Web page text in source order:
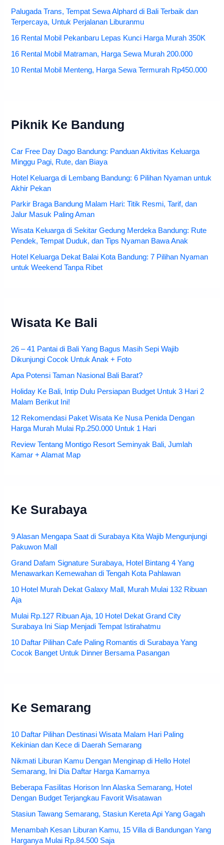
Palugada Trans, Tempat Sewa Alphard di Bali Terbaik dan
Terpercaya, Untuk Perjalanan Liburanmu
16 Rental Mobil Pekanbaru Lepas Kunci Harga Murah 350K
16 Rental Mobil Matraman, Harga Sewa Murah 200.000
10 Rental Mobil Menteng, Harga Sewa Termurah Rp450.000
Piknik Ke Bandung
Car Free Day Dago Bandung: Panduan Aktivitas Keluarga
Minggu Pagi, Rute, dan Biaya
Hotel Keluarga di Lembang Bandung: 6 Pilihan Nyaman untuk
Akhir Pekan
Parkir Braga Bandung Malam Hari: Titik Resmi, Tarif, dan
Jalur Masuk Paling Aman
Wisata Keluarga di Sekitar Gedung Merdeka Bandung: Rute
Pendek, Tempat Duduk, dan Tips Nyaman Bawa Anak
Hotel Keluarga Dekat Balai Kota Bandung: 7 Pilihan Nyaman
untuk Weekend Tanpa Ribet
Wisata Ke Bali
26 – 41 Pantai di Bali Yang Bagus Masih Sepi Wajib
Dikunjungi Cocok Untuk Anak + Foto
Apa Potensi Taman Nasional Bali Barat?
Holiday Ke Bali, Intip Dulu Persiapan Budget Untuk 3 Hari 2
Malam Berikut Ini!
12 Rekomendasi Paket Wisata Ke Nusa Penida Dengan
Harga Murah Mulai Rp.250.000 Untuk 1 Hari
Review Tentang Montigo Resort Seminyak Bali, Jumlah
Kamar + Alamat Map
Ke Surabaya
9 Alasan Mengapa Saat di Surabaya Kita Wajib Mengunjungi
Pakuwon Mall
Grand Dafam Signature Surabaya, Hotel Bintang 4 Yang
Menawarkan Kemewahan di Tengah Kota Pahlawan
10 Hotel Murah Dekat Galaxy Mall, Murah Mulai 132 Ribuan
Aja
Mulai Rp.127 Ribuan Aja, 10 Hotel Dekat Grand City
Surabaya Ini Siap Menjadi Tempat Istirahatmu
10 Daftar Pilihan Cafe Paling Romantis di Surabaya Yang
Cocok Banget Untuk Dinner Bersama Pasangan
Ke Semarang
10 Daftar Pilihan Destinasi Wisata Malam Hari Paling
Kekinian dan Kece di Daerah Semarang
Nikmati Liburan Kamu Dengan Menginap di Hello Hotel
Semarang, Ini Dia Daftar Harga Kamarnya
Beberapa Fasilitas Horison Inn Alaska Semarang, Hotel
Dengan Budget Terjangkau Favorit Wisatawan
Stasiun Tawang Semarang, Stasiun Kereta Api Yang Gagah
Menambah Kesan Liburan Kamu, 15 Villa di Bandungan Yang
Harganya Mulai Rp.84.500 Saja